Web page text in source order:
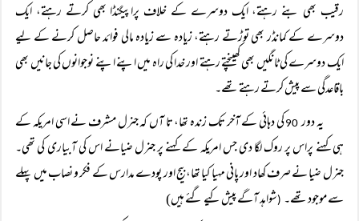
رقیب بھی بنے رہتے، ایک دوسرے کے خلاف پراپیگنڈا بھی کرتے رہتے، ایک
دوسرے کے کمانڈر بھی توڑتے رہتے، زیادہ سے زیادہ مالی فوائد حاصل کرنے کے لیے
ایک دوسرے کی ٹانگیں بھی کھینچتے رہتے اور خدا کی راہ میں اپنے اپنے نوجوانوں کی جانیں بھی
باقاعدگی سے پیش کرتے رہتے تھے۔
یہ دور90
کی دہائی کے آخر تک زندہ تھا، تا آں کہ جنرل مشرف نے اسی امریکہ کے
ہی کہنے پراس پر روک لگا دی جس امریکہ کے کہنے پر جنرل ضیانے اس کی آبیاری کی تھی۔
جنرل ضیا نے صرف کھاد اور پانی مہیا کیا تھا،بیج اور پودے مدارس کے فکر و نصاب میں پہلے
سے موجود تھے۔ (شواہد آگے پیش کیے گئے ہیں)